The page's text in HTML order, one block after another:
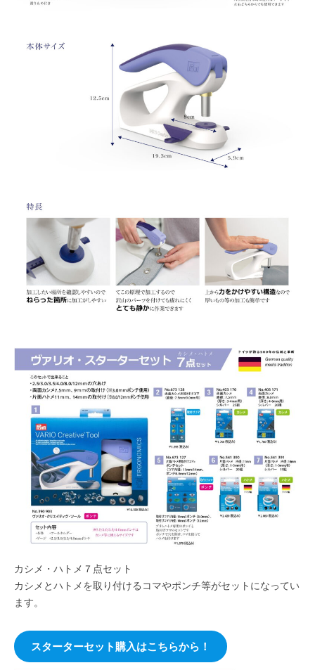
カシメ・ハトメ７点セット
カシメとハトメを取り付けるコマやポンチ等がセットになってい
ます。
スターターセット購入はこちらから！